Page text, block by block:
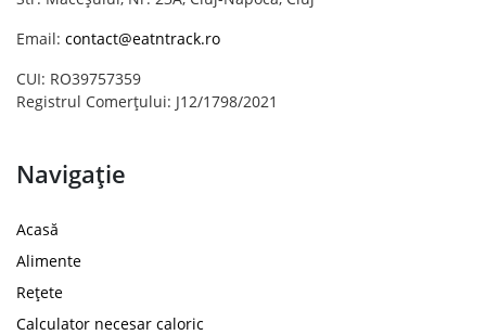
Email: contact@eatntrack.ro
CUI: RO39757359
Registrul Comerțului: J12/1798/2021
Navigație
Acasă
Alimente
Rețete
Calculator necesar caloric